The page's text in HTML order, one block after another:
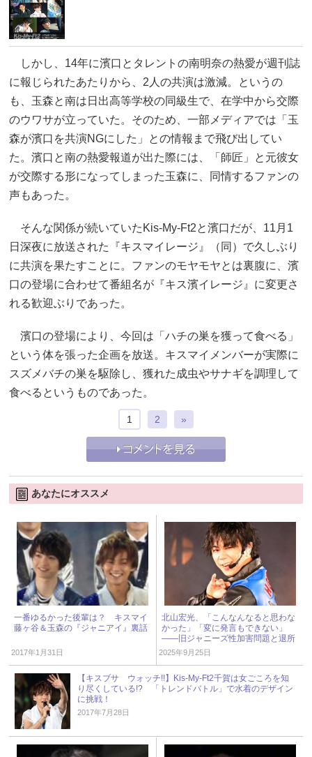
しかし、14年に濱口とタレントの南明奈の熱愛が週刊誌
に報じられたあたりから、2人の共演は激減。というの
も、玉森と南は日出高等学校の同級生で、在学中から交際
のウワサが立っていた。そのため、一部メディアでは「玉
森が濱口を共演NGにした」との情報まで飛び出してい
た。濱口と南の熱愛報道が出た際には、「師匠」と元彼女
が交際する形になってしまった玉森に、同情するファンの
声もあった。
そんな関係が続いていたKis-My-Ft2と濱口だが、11月1
日深夜に放送された『キスマイレージ』（同）で久しぶり
に共演を果たすことに。ファンのモヤモヤとは裏腹に、濱
口の登場に合わせて番組名が『キス濱イレージ』に変更さ
れる歓迎ぶりであった。
濱口の登場により、今回は「ハチの巣を獲って食べる」
という体を張った企画を放送。キスマイメンバーが実際に
スズメバチの巣を駆除し、獲れた成虫やサナギを調理して
食べるというものであった。
1 2 »
あなたにオススメ
一番ゆるかった後輩は？ キスマイ
藤ヶ谷＆玉森の『ジャニアイ』裏話
2017年1月31日
北山宏光、「こんなんなると思わな
かった」「変に発言もできない」
――旧ジャニーズ性加害問題と退所
後の“本音” « ジャニーズ研究会
2025年9月25日
【キスブサ ウォッチ!!】Kis-My-Ft2千賀は女ごころを知
り尽くしている!? 「トレンドバトル」で水着のデザイン
に挑戦！
2017年7月28日